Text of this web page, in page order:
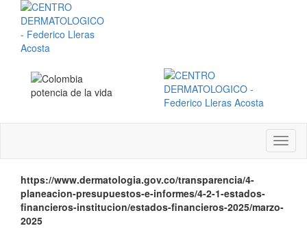
Menú
https://www.dermatologia.gov.co/transparencia/4-
planeacion-presupuestos-e-informes/4-2-1-estados-
financieros-institucion/estados-financieros-2025/marzo-
2025